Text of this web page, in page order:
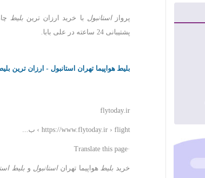
پروازاستانبول با خرید ارزان ترینبلیط
پشتیبانی 24 ساعته در علی بابا.
بلیط هواپیما تهران استانبول - ارزان ترین
flytoday.ir
https://www.flytoday.ir › flight › ب...
·Translate this page
خرید بلیط هواپیما تهراناستانبول وبلیط